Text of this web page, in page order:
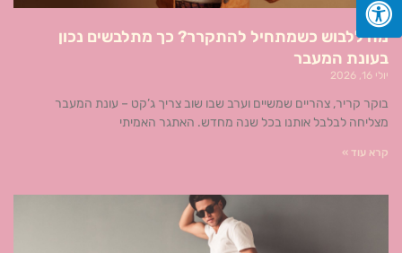
מה ללבוש כשמתחיל להתקרר? כך מתלבשים נכון
בעונת המעבר
יולי 16, 2026
בוקר קריר, צהריים שמשיים וערב שבו שוב צריך ג’קט – עונת המעבר
מצליחה לבלבל אותנו בכל שנה מחדש. האתגר האמיתי
קרא עוד »